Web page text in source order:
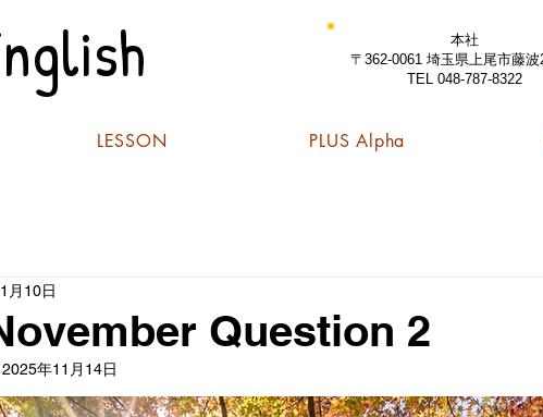
本社
〒362-0061 埼玉県上尾市藤波
TEL 048-787-8322
LESSON PLUS Alpha
Question 2
月10日
2025年11月14日